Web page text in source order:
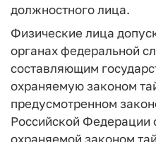
должностного лица.
Физические лица
органах федеральной
составляющим
охраняемую законом
предусмотренном
Российской Федерации
охраняемой законом